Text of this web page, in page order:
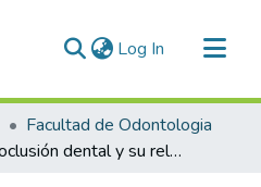
Log In (current)
Facultad de Odontologia
Maloclusión dental y su relación con la recesión gingival en pacientes del Centro de Salud Santa Adriana Juliaca 2025